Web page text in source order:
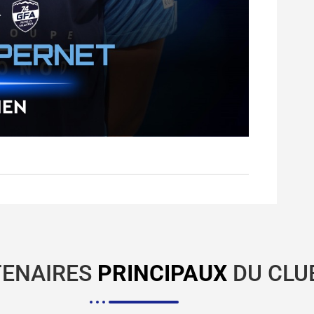
PRINCIPAUXDU